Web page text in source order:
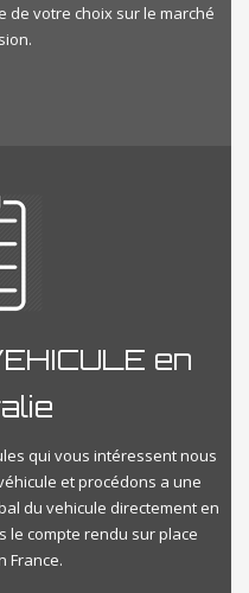
de votre choix sur le marché
en
qui vous intéressent nous
et procédons a une
du vehicule directement en
le compte rendu sur place
France.